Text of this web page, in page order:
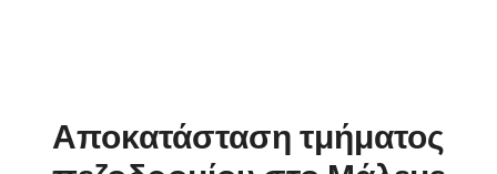
Αποκατάσταση τμήματος